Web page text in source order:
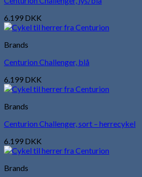
6.199 DKK
Brands
Centurion Challenger, blå
6.199 DKK
Brands
Centurion Challenger, sort – herrecykel
6.199 DKK
Brands